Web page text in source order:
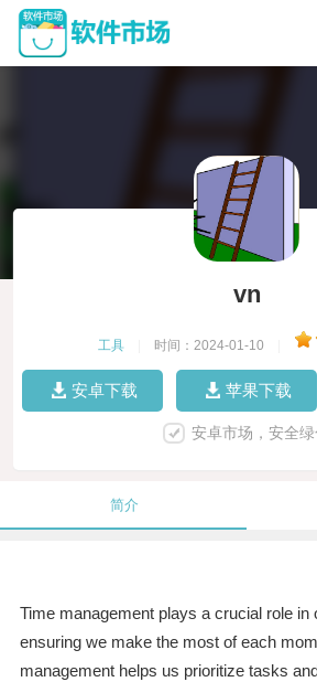
vn
工具 时间：2024-01-10
安卓下载 苹果下载
安卓市场，安全
简介
Time management plays a crucial role in
ensuring we make the most of each
management helps us prioritize tasks